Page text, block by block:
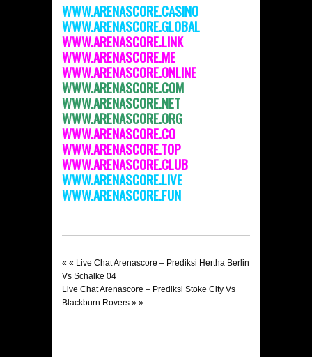
WWW.ARENASCORE.CASINO
WWW.ARENASCORE.GLOBAL
WWW.ARENASCORE.LINK
WWW.ARENASCORE.ME
WWW.ARENASCORE.ONLINE
WWW.ARENASCORE.COM
WWW.ARENASCORE.NET
WWW.ARENASCORE.ORG
WWW.ARENASCORE.CO
WWW.ARENASCORE.TOP
WWW.ARENASCORE.CLUB
WWW.ARENASCORE.LIVE
WWW.ARENASCORE.FUN
« « Live Chat Arenascore – Prediksi Hertha Berlin
Vs Schalke 04
Live Chat Arenascore – Prediksi Stoke City Vs
Blackburn Rovers » »